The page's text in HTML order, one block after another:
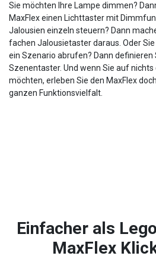
Sie möchten Ihre Lampe dimmen?
MaxFlex einen Lichttaster mit
Jalousien einzeln steuern? Dann
fachen Jalousietaster daraus. Oder
ein Szenario abrufen? Dann definieren
Szenentaster. Und wenn Sie auf
möchten, erleben Sie den MaxFlex
ganzen Funktionsvielfalt.
Einfacher als
MaxFlex